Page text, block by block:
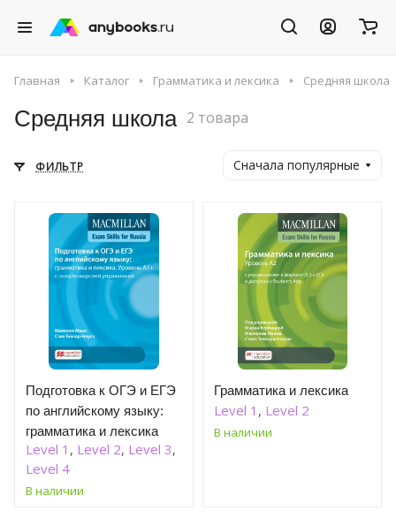
Главная Каталог Грамматика и лексика Средняя школа
Средняя школа 2 товара
ФИЛЬТР Сначала популярные
Подготовка к ОГЭ и ЕГЭ
по английскому языку:
грамматика и лексика
Level 1 , Level 2, Level 3,
Level 4
В наличии
Грамматика и лексика
Level 1 , Level 2
В наличии